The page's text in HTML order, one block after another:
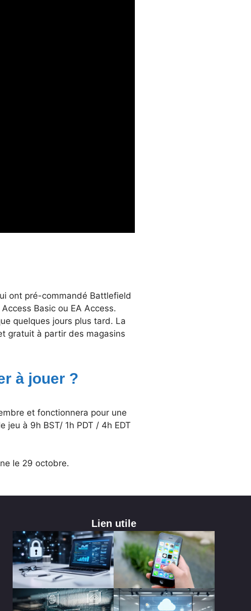
ont pré-commandé Battlefield
Basic ou EA Access.
quelques jours plus tard. La
gratuit à partir des magasins
à jouer ?
et fonctionnera pour une
jeu à 9h BST/ 1h PDT / 4h EDT
le 29 octobre.
Lien utile